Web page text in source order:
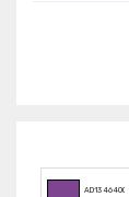
AD1346400